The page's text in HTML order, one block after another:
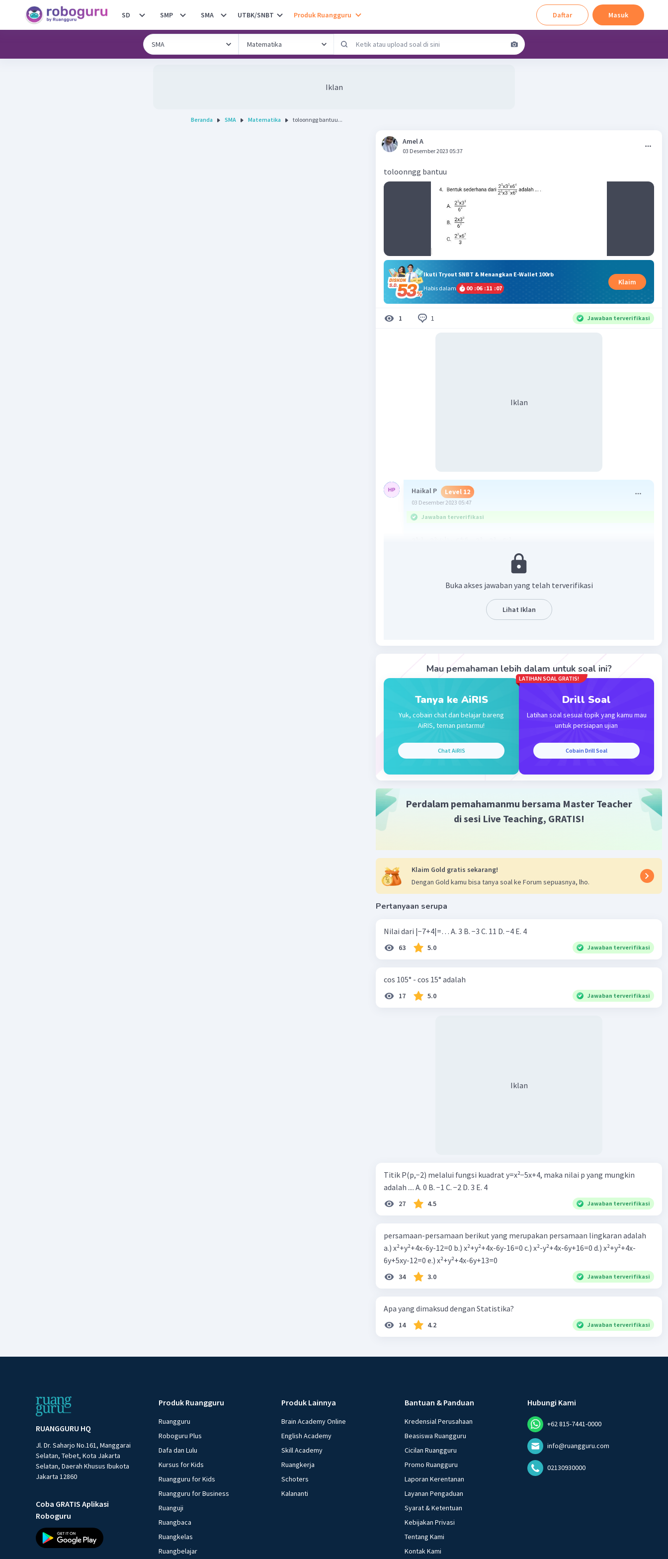
SD SMP SMA UTBK/SNBT Produk Ruangguru Daftar Masuk
Iklan
Beranda SMA Matematika toloonngg bantuu...
Amel A
03 Desember 2023 05:37
toloonngg bantuu
Ikuti Tryout SNBT & Menangkan E-Wallet 100rb
Habis dalam
00 :06 :11 :07
Klaim
1 1 Jawaban terverifikasi
Iklan
Haikal P Level 12
03 Desember 2023 05:47
Jawaban terverifikasi
6 nya pindahkan ke bawah biar pangkatnya ga mines, jadi 2
Balas
Iklan
Buka akses jawaban yang telah terverifikasi
Lihat Iklan
Mau pemahaman lebih dalam untuk soal ini?
Tanya ke AiRIS
Yuk, cobain chat dan belajar bareng
AiRIS, teman pintarmu!
Chat AiRIS
LATIHAN SOAL GRATIS!
Drill Soal
Latihan soal sesuai topik yang kamu mau
untuk persiapan ujian
Cobain Drill Soal
Perdalam pemahamanmu bersama Master Teacher
di sesi Live Teaching, GRATIS!
Klaim Gold gratis sekarang!
Dengan Gold kamu bisa tanya soal ke Forum sepuasnya, lho.
Pertanyaan serupa
Nilai dari |−7+4|=… A. 3 B. −3 C. 11 D. −4 E. 4
63 5.0 Jawaban terverifikasi
cos 105° - cos 15° adalah
17 5.0 Jawaban terverifikasi
Iklan
Titik P(p,−2) melalui fungsi kuadrat y=x²−5x+4, maka nilai p yang mungkin
adalah .... A. 0 B. −1 C. −2 D. 3 E. 4
27 4.5 Jawaban terverifikasi
persamaan-persamaan berikut yang merupakan persamaan lingkaran adalah
a.) x²+y²+4x-6y-12=0 b.) x²+y²+4x-6y-16=0 c.) x²-y²+4x-6y+16=0 d.) x²+y²+4x-
6y+5xy-12=0 e.) x²+y²+4x-6y+13=0
34 3.0 Jawaban terverifikasi
Apa yang dimaksud dengan Statistika?
14 4.2 Jawaban terverifikasi
RUANGGURU HQ
Jl. Dr. Saharjo No.161, Manggarai
Selatan, Tebet, Kota Jakarta
Selatan, Daerah Khusus Ibukota
Jakarta 12860
Coba GRATIS Aplikasi
Roboguru
Produk Ruangguru
Ruangguru
Roboguru Plus
Dafa dan Lulu
Kursus for Kids
Ruangguru for Kids
Ruangguru for Business
Ruanguji
Ruangbaca
Ruangkelas
Ruangbelajar
Produk Lainnya
Brain Academy Online
English Academy
Skill Academy
Ruangkerja
Schoters
Kalananti
Bantuan & Panduan
Kredensial Perusahaan
Beasiswa Ruangguru
Cicilan Ruangguru
Promo Ruangguru
Laporan Kerentanan
Layanan Pengaduan
Syarat & Ketentuan
Kebijakan Privasi
Tentang Kami
Kontak Kami
Hubungi Kami
+62 815-7441-0000
info@ruangguru.com
02130930000